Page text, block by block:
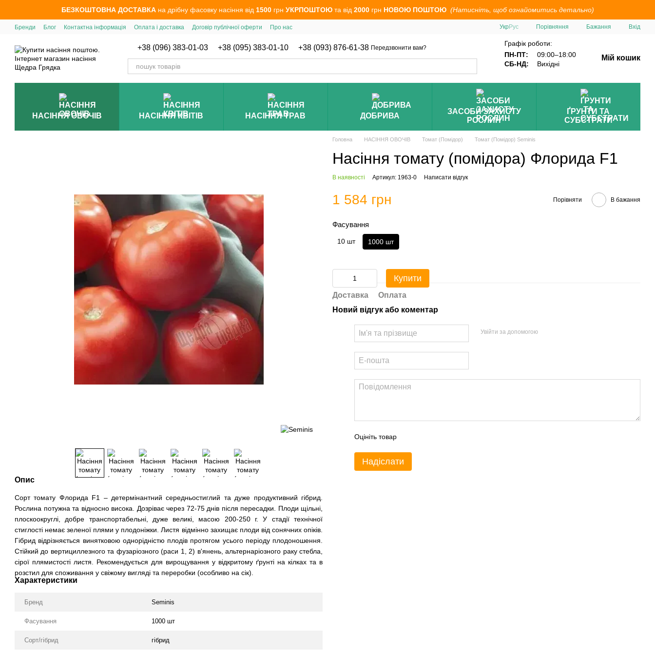
Перейти до основного контентуБЕЗКОШТОВНА ДОСТАВКА на дрібну фасовку насіння від 1500грн УКРПОШТОЮта від 2000грн НОВОЮ ПОШТОЮ (Натисніть, щоб ознайомитись детально)
Бренди Блог Контактна інформація Оплата і доставка Договір публічної оферти Про нас УкрРус Порівняння Бажання Вхід
+38 (096) 383-01-03 +38 (095) 383-01-10 +38 (093) 876-61-38 Передзвонити вам?
Графік роботи:
ПН-ПТ:
09:00–18:00
СБ-НД:
Вихідні
Мій кошик
НАСІННЯ ОВОЧІВ НАСІННЯ КВІТІВ НАСІННЯ ТРАВ ДОБРИВА
ЗАСОБИ ЗАХИСТУ
РОСЛИН
ҐРУНТИ ТА
СУБСТРАТИ
Опис
Сорт томату Флорида F1 – детермінантний середньостиглий та дуже продуктивний гібрид.
Рослина потужна та відносно висока. Дозріває через 72-75 днів після пересадки. Плоди щільні,
плоскоокруглі, добре транспортабельні, дуже великі, масою 200-250 г. У стадії технічної
стиглості немає зеленої плями у плодоніжки. Листя відмінно захищає плоди від сонячних опіків.
Гібрид відрізняється винятковою однорідністю плодів протягом усього періоду плодоношення.
Стійкий до вертициллезного та фузаріозного (раси 1, 2) в'янень, альтернаріозного раку стебла,
сірої плямистості листя. Рекомендується для вирощування у відкритому ґрунті на кілках та в
розстил для споживання у свіжому вигляді та переробки (особливо на сік).
Характеристики
Бренд Seminis
Фасування 1000 шт
Сорт/гібрид гібрид
Головна НАСІННЯ ОВОЧІВ Томат (Помідор) Томат (Помідор) Seminis
Насіння томату (помідора) Флорида F1
В наявності Артикул: 1963-0 Написати відгук
1 584 грн Порівняти В бажання
Фасування
10 шт 1000 шт
Купити
Доставка
Оплата
Новий відгук або коментар
Увійти за допомогою
Оцініть товар
Надіслати